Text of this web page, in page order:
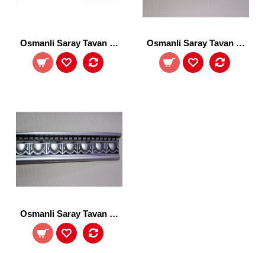
Osmanli Saray Tavan 88023-Sfa Osmanli Saray Tavan 13-4-SFA
Osmanli Saray Tavan 13-1-SFA